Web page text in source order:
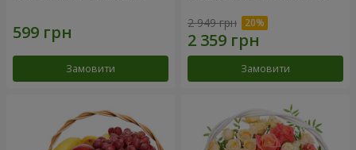
Замовити
2 949 грн
Замовити